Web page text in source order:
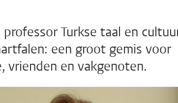
Turkse taal en
een groot gemis voor
vrienden en vakgenoten.